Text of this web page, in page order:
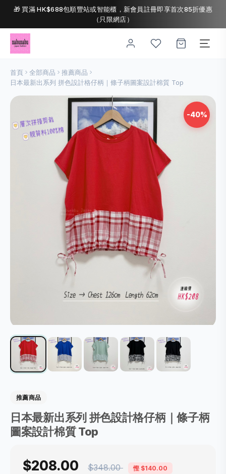
🎁 買滿 HK$688包順豐站或智能櫃，新會員註冊即享首次85折優惠
（只限網店）
首頁 全部商品
推薦商品
日本最新出系列 拼色設計格仔柄｜條子柄圖案設計棉質 Top
-40%
推薦商品
日本最新出系列 拼色設計格仔柄｜條子柄
圖案設計棉質 Top
$208.00 $348.00 慳 $140.00